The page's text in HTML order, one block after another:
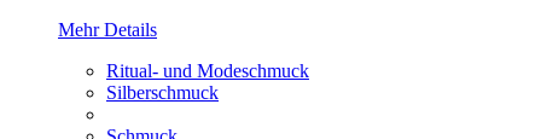
Mehr Details
Ritual- und Modeschmuck
Silberschmuck